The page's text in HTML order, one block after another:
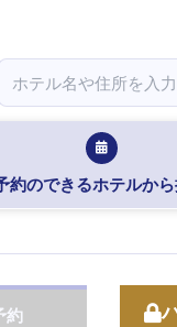
約のできるホテルか
約